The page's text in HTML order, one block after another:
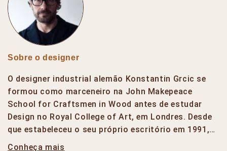
Sobre o designer
O designer industrial alemão Konstantin Grcic se
formou como marceneiro na John Makepeace
School for Craftsmen in Wood antes de estudar
Design no Royal College of Art, em Londres. Desde
que estabeleceu o seu próprio escritório em 1991,…
Conheça mais